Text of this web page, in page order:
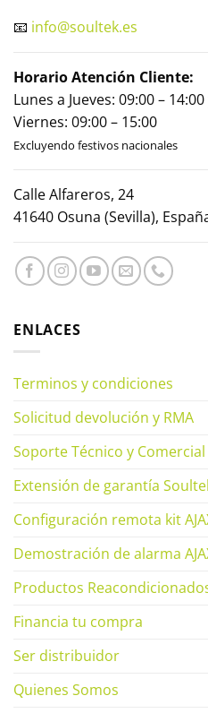
📧 info@soultek.es
Horario Atención Cliente:
Lunes a Jueves: 09:00 –
Viernes: 09:00 – 15:00
Excluyendo festivos nacionales
Calle Alfareros, 24
41640 Osuna (Sevilla),
ENLACES
Terminos y condiciones
Solicitud devolución y RMA
Soporte Técnico y
Extensión de garantía
Configuración remota kit
Demostración de alarma
Productos
Financia tu compra
Ser distribuidor
Quienes Somos